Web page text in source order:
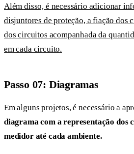
Além disso, é necessário adicionar
disjuntores de proteção, a fiação dos
dos circuitos acompanhada da
em cada circuito.
Passo 07: Diagramas
Em alguns projetos, é necessário a
diagrama com a representação dos
medidor até cada ambiente.